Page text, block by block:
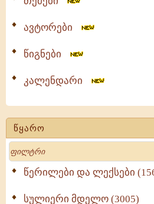
ავტორები
წიგნები
კალენდარი
წყარო
Search
წერილები და ლექსები
სულიერი მდელო (3005)